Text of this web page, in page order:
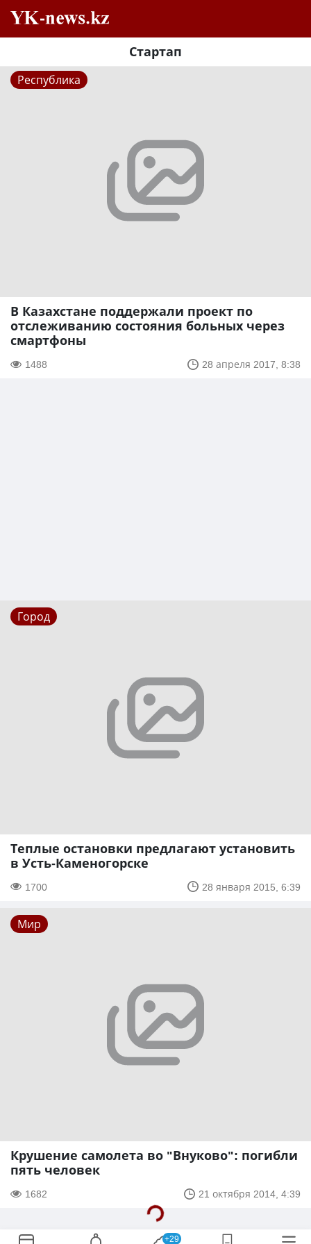
Стартап
Республика
В Казахстане поддержали проект по
отслеживанию состояния больных через
смартфоны
1488 28 апреля 2017, 8:38
Город
Теплые остановки предлагают установить
в Усть-Каменогорске
1700 28 января 2015, 6:39
Мир
Крушение самолета во "Внуково": погибли
пять человек
1682 21 октября 2014, 4:39
+29